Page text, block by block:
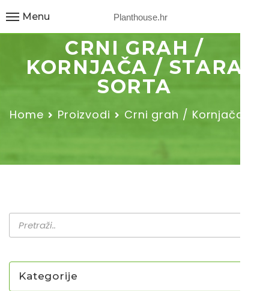
Planthouse.hr
Menu
CRNI GRAH /
KORNJAČA / STARA
SORTA
Home Proizvodi Crni grah / Kornjača /…
Kategorije